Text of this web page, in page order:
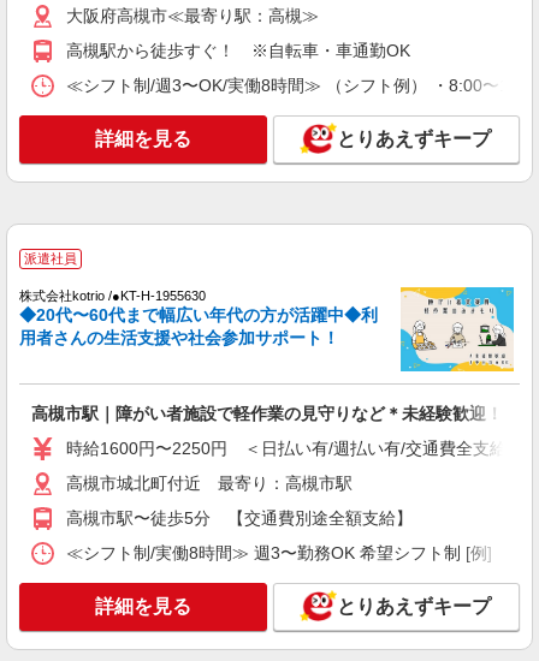
未経験歓迎！
時給1600円〜2250円 ＜日払い有/週払い有/交
通費全支給(ガソリン代含む)＞
上牧駅周辺でご紹介//交通費全支給
キープ 詳細を見る
株式会社kotrio /●KT-H-2091238
時給1600円〜2250円 ＜日払い有/週払い有/交
通費全支給(ガソリン代含む)＞
上牧駅周辺でご紹介//交通費全支給
キープ 詳細を見る
株式会社kotrio /●KT-H-1955798
摂津富田駅｜障がい者施設で軽作業の見守りな
ど＊未経験歓迎！
通費全支給(ガソリン代含む)＞
最寄り駅：摂津富田
大阪府高槻市≪最寄り駅：高槻≫
高槻駅から徒歩すぐ！ ※自転車・車通勤OK
≪シフト制/週3〜OK/実働8時間≫ （シフト例） ・8:00〜
詳細を見る とりあえずキープ
派遣社員
株式会社kotrio /●KT-H-1955630
◆20代〜60代まで幅広い年代の方が活躍中◆利
用者さんの生活支援や社会参加サポート！
高槻市駅｜障がい者施設で軽作業の見守りなど＊未経験歓迎！
時給1600円〜2250円 ＜日払い有/週払い有/交通費全支給(ガ
高槻市城北町付近 最寄り：高槻市駅
高槻市駅〜徒歩5分 【交通費別途全額支給】
≪シフト制/実働8時間≫ 週3〜勤務OK 希望シフト制 [例] ・
詳細を見る とりあえずキープ